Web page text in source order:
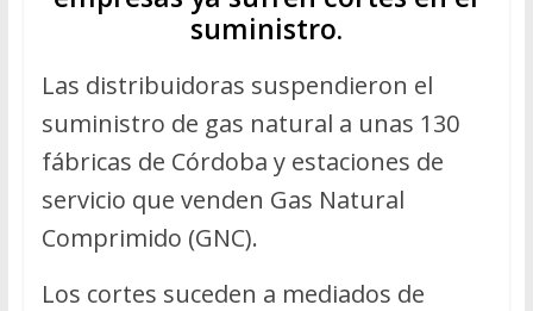
suministro.
Las distribuidoras suspendieron el
suministro de gas natural a unas 130
fábricas de Córdoba y estaciones de
servicio que venden Gas Natural
Comprimido (GNC).
Los cortes suceden a mediados de